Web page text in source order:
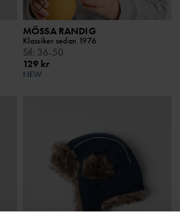
MÖSSA RANDIG
Klassiker sedan 1976
Stl: 36-50
129 kr
NEW